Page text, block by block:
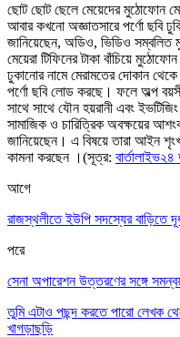
ছোট ছোট ছেলে মেয়েদের মুঠোফোন
আবার কখনো অজ্ঞাতসারে পর্ণো ছবি
জানিয়েছেন, অডিও, ভিডিও সম্বলিত
মেয়েরা টিফিনের টাকা বাঁচিয়ে
ঢুকানোর নামে মেরামতের দোকান
পর্ণো ছবি লোড করছে। ফলে অল্প
সাথে সাথে যৌন হয়রানী এবং
সামাজিক ও চারিত্রিক অবক্ষয়ের
জানিয়েছেন। এ বিষয়ে তারা আইন
কামনা করছেন ।(সূত্র:
আগে
রাজস্থলীতে ইউপি সদস্যের বাড়িতে
পরে
সেনা অপারেশন উত্তরণের সঙ্গে সমন্বয়
তুমি এটাও পছন্দ করতে পারো লেখক
খাগড়াছড়ি